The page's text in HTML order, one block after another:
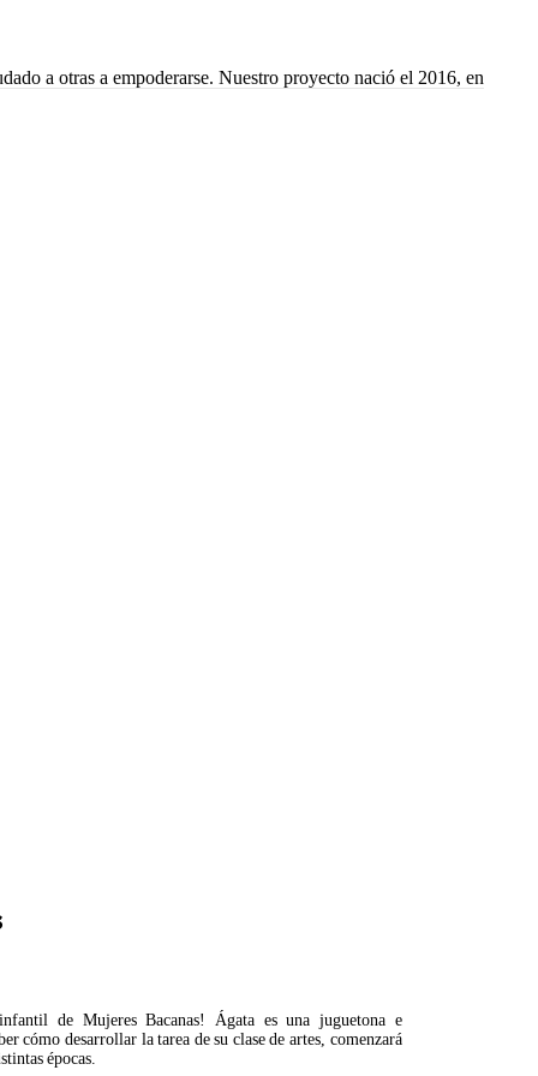
a otras a empoderarse. Nuestro proyecto nació el 2016, en
de Mujeres Bacanas! Ágata es una juguetona e
cómo desarrollar la tarea de su clase de artes, comenzará
épocas.